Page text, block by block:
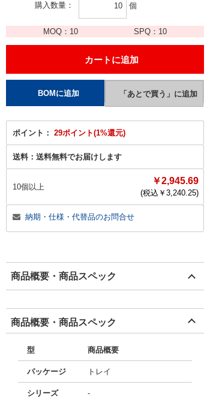
購入数量 個
MOQ： 10 SPQ： 10
ポイント： 29ポイント(1%還元)
送料： 送料無料でお届けします
10個以上
￥2,945.69
(税込￥ 3,240.25)
納期・仕様・代替品のお問合せ
商品概要・商品スペック
商品概要・商品スペック
型 商品概要
パッケージ トレイ
シリーズ -